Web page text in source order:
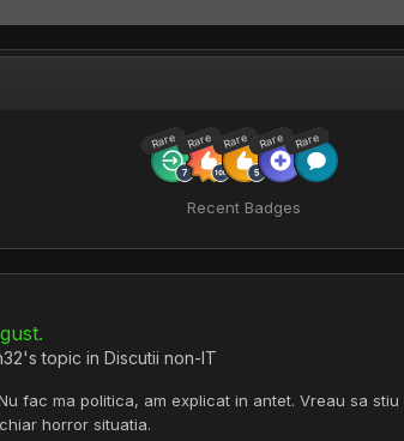
Rare Rare Rare Rare Rare
Recent Badges
's topic in Discutii non-IT
fac ma politica, am explicat in antet. Vreau sa
horror situatia.